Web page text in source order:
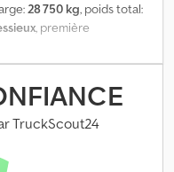
28 750 kg, poids total:
, première
TruckScout24